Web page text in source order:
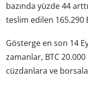
bazında yüzde 44
teslim edilen 165.290
Gösterge en son 14
zamanlar, BTC
cüzdanlara ve